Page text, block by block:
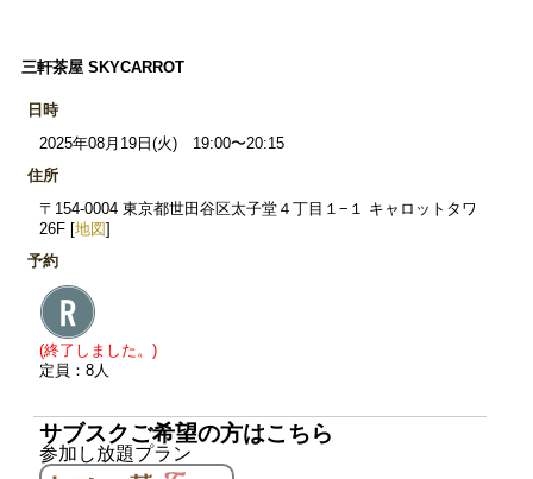
三軒茶屋 SKYCARROT
日時
2025年08月19日(火) 19:00〜20:15
住所
〒154-0004 東京都世田谷区太子堂４丁目１−１ キャロットタワ
26F [地図]
予約
(終了しました。)
定員：8人
サブスクご希望の方はこちら
参加し放題プラン